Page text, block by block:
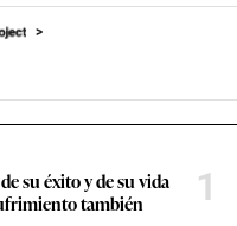
su éxito y de su vida
también
1